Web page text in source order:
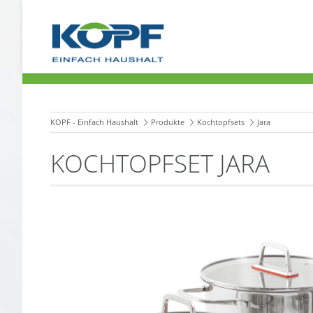
KOPF - Einfach Haushalt Produkte Kochtopfsets Jara
KOCHTOPFSET JARA